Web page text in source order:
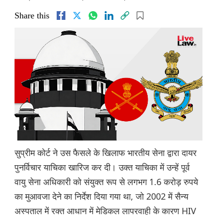
Share this
सुप्रीम कोर्ट ने उस फैसले के खिलाफ भारतीय सेना द्वारा दायर
पुनर्विचार याचिका खारिज कर दी। उक्त याचिका में उन्हें पूर्व
वायु सेना अधिकारी को संयुक्त रूप से लगभग 1.6 करोड़ रुपये
का मुआवजा देने का निर्देश दिया गया था, जो 2002 में सैन्य
अस्पताल में रक्त आधान में मेडिकल लापरवाही के कारण HIV